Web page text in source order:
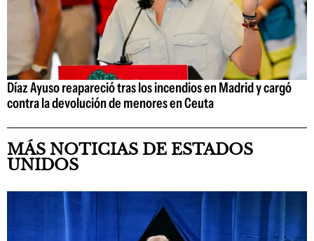
Díaz Ayuso reapareció tras los incendios en Madrid y cargó
contra la devolución de menores en Ceuta
MÁS NOTICIAS DE ESTADOS
UNIDOS